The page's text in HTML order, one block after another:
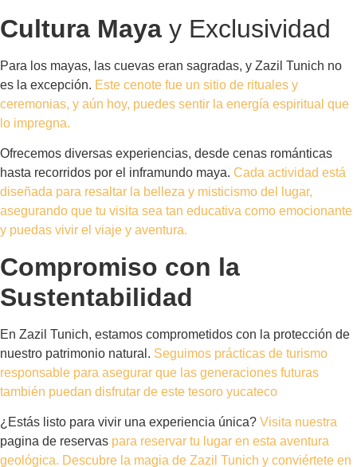
Cultura Maya y Exclusividad
Para los mayas, las cuevas eran sagradas, y Zazil Tunich no
es la excepción. Este cenote fue un sitio de rituales y
ceremonias, y aún hoy, puedes sentir la energía espiritual que
lo impregna.
Ofrecemos diversas experiencias, desde cenas románticas
hasta recorridos por el inframundo maya. Cada actividad está
diseñada para resaltar la belleza y misticismo del lugar,
asegurando que tu visita sea tan educativa como emocionante
y puedas vivir el viaje y aventura.
Compromiso con la
Sustentabilidad
En Zazil Tunich, estamos comprometidos con la protección de
nuestro patrimonio natural. Seguimos prácticas de turismo
responsable para asegurar que las generaciones futuras
también puedan disfrutar de este tesoro yucateco
¿Estás listo para vivir una experiencia única? Visita nuestra
pagina de reservas para reservar tu lugar en esta aventura
geológica. Descubre la magia de Zazil Tunich y conviértete en